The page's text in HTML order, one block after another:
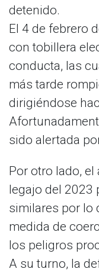
detenido.
El 4 de febrero
con tobillera
conducta, las
más tarde
dirigiéndose
sido alertada
Por otro lado,
legajo del 2023
similares por lo
medida de
los peligros
A su turno, la